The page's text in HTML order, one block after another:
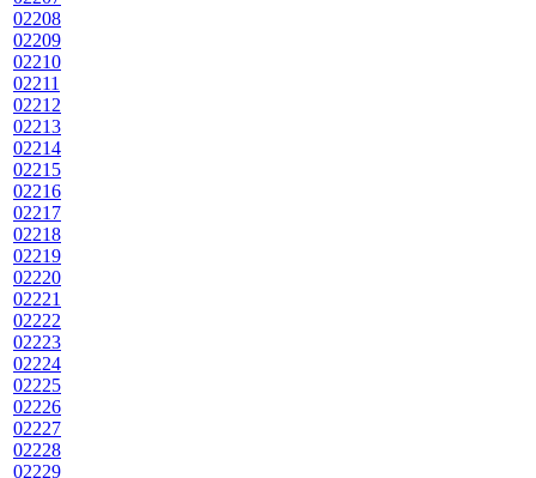
02208
02209
02210
02211
02212
02213
02214
02215
02216
02217
02218
02219
02220
02221
02222
02223
02224
02225
02226
02227
02228
02229